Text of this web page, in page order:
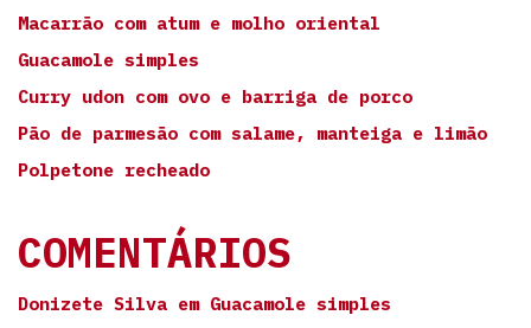
Macarrão com atum e molho oriental
Guacamole simples
Curry udon com ovo e barriga de porco
Pão de parmesão com salame, manteiga e limão
Polpetone recheado
COMENTÁRIOS
Donizete Silva em Guacamole simples